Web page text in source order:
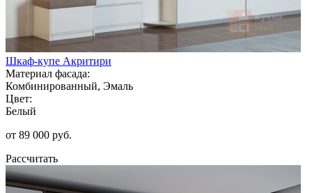
Шкаф-купе Акритири
Материал фасада:
Комбинированный, Эмаль
Цвет:
Белый
от 89 000 руб.
Рассчитать